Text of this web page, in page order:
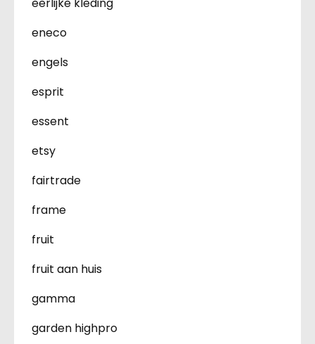
eneco
engels
esprit
essent
etsy
fairtrade
frame
fruit
fruit aan huis
gamma
garden highpro